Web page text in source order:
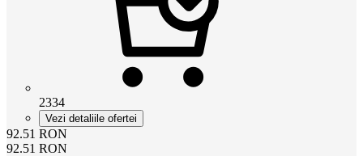
2334
Vezi detaliile ofertei
92.51 RON
92.51 RON